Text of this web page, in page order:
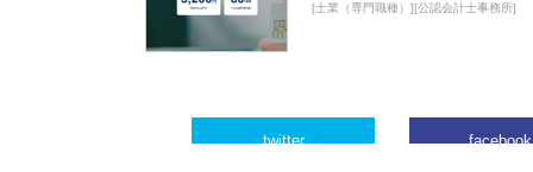
[士業（専門職種）][公認会計士事務所]
twitter facebook